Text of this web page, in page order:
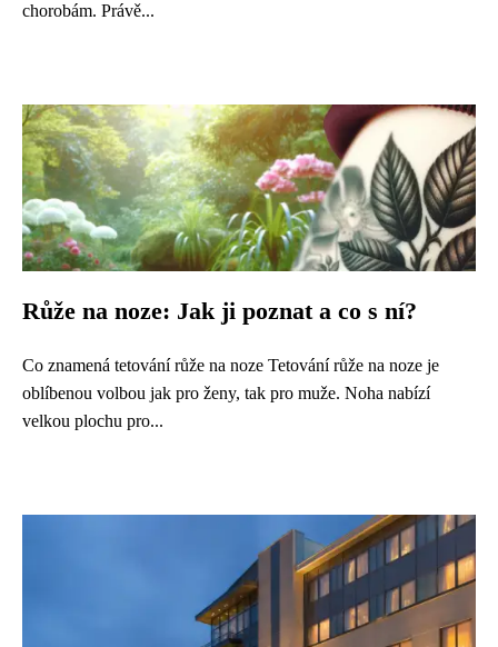
chorobám. Právě...
Růže na noze: Jak ji poznat a co s ní?
Co znamená tetování růže na noze Tetování růže na noze je
oblíbenou volbou jak pro ženy, tak pro muže. Noha nabízí
velkou plochu pro...